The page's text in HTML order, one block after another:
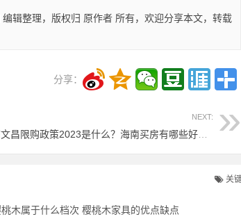
编辑整理，版权归 原作者 所有，欢迎分享本文，转载
分享：
NEXT:
关
木属于什么档次 樱桃木家具的优点缺点